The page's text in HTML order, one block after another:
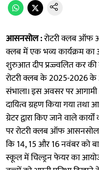
आसनसोल :रोटरी क्लब ऑफ
क्लब में एक भव्य कार्यक्रम का
शुरुआत दीप प्रज्ज्वलित कर की
रोटरी क्लब के 2025-2026 के
संभाला। इस अवसर पर
दायित्व ग्रहण किया गया
ग्रेटर द्वारा किए जाने वाले
पर रोटरी क्लब ऑफ आसनसोल
कि 14, 15 और 16 नवंबर को
स्कूल में चिल्ड्रन फेयर का